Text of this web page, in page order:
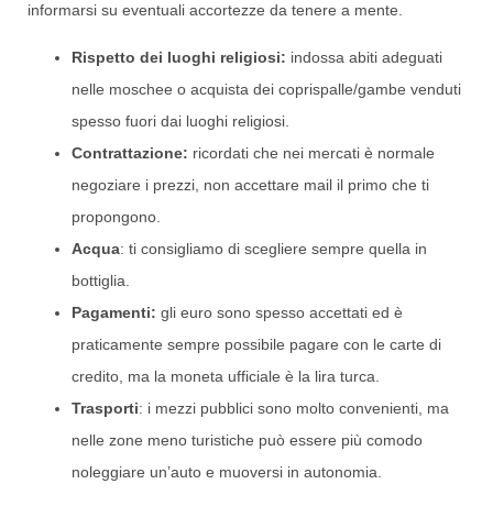
informarsi su eventuali accortezze da tenere a mente.
Rispetto dei luoghi religiosi: indossa abiti adeguati
nelle moschee o acquista dei coprispalle/gambe venduti
spesso fuori dai luoghi religiosi.
Contrattazione: ricordati che nei mercati è normale
negoziare i prezzi, non accettare mail il primo che ti
propongono.
Acqua: ti consigliamo di scegliere sempre quella in
bottiglia.
Pagamenti: gli euro sono spesso accettati ed è
praticamente sempre possibile pagare con le carte di
credito, ma la moneta ufficiale è la lira turca.
Trasporti: i mezzi pubblici sono molto convenienti, ma
nelle zone meno turistiche può essere più comodo
noleggiare un’auto e muoversi in autonomia.